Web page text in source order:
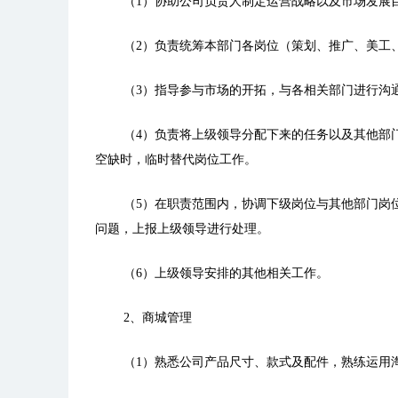
（2）负责统筹本部门各岗位（策划、推广、美
（3）指导参与市场的开拓，与各相关部门进行
（4）负责将上级领导分配下来的任务以及其他
空缺时，临时替代岗位工作。
（5）在职责范围内，协调下级岗位与其他部门
问题，上报上级领导进行处理。
（6）上级领导安排的其他相关工作。
2、商城管理
（1）熟悉公司产品尺寸、款式及配件，熟练运